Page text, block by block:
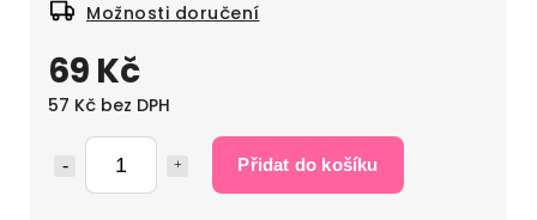
69 Kč
57 Kč bez DPH
Přidat do košíku
Možnosti doručení